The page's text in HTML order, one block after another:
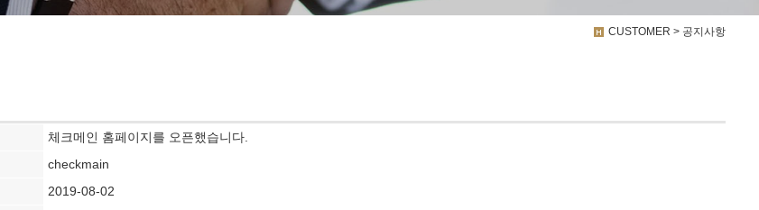
CUSTOMER > 공지사항
체크메인 홈페이지를 오픈했습니다.
checkmain
2019-08-02